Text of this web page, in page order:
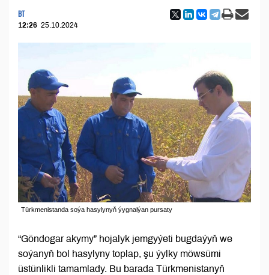
BT
12:26 25.10.2024
Türkmenistanda soýa hasylynyň ýygnalýan pursaty
“Göndogar akymy” hojalyk jemgyýeti bugdaýyň we
soýanyň bol hasylyny toplap, şu ýylky möwsümi
üstünlikli tamamlady. Bu barada Türkmenistanyň